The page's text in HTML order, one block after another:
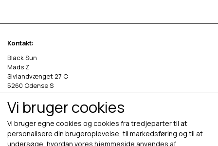
Kontakt:
Black Sun
Mads Z
Sivlandvænget 27 C
5260 Odense S
Denmark
Phone: +45 69 13 27 00
cvr. 36535458
Vi bruger cookies
Vi bruger egne cookies og cookies fra tredjeparter til at
personalisere din brugeroplevelse, til markedsføring og til at
undersøge, hvordan vores hjemmeside anvendes af